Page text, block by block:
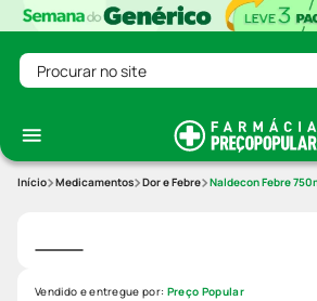
Procurar no site
Medicamentos Dor e Febre Naldecon Febre
Vendido e entregue por: Preço Popular